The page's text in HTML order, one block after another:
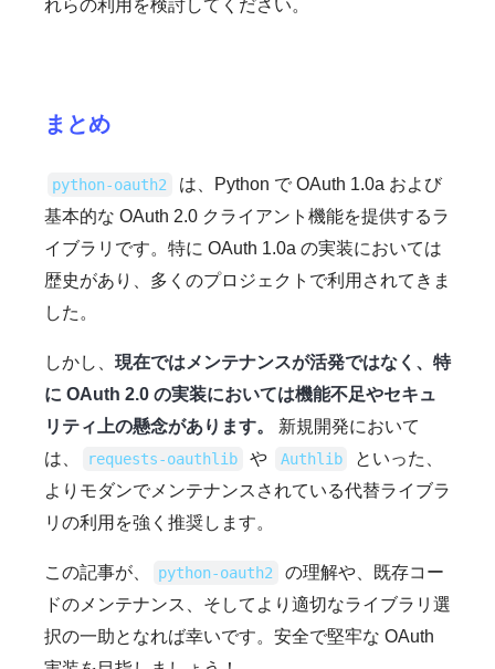
れらの利用を検討してください。
まとめ
python-oauth2
は、Python で OAuth 1.0a および
基本的な OAuth 2.0 クライアント機能を提供するラ
イブラリです。特に OAuth 1.0a の実装においては
歴史があり、多くのプロジェクトで利用されてきま
した。
しかし、 現在ではメンテナンスが活発ではなく、特
に OAuth 2.0 の実装においては機能不足やセキュ
リティ上の懸念があります。
新規開発において
は、
requests-oauthlib や Authlib
といった、
よりモダンでメンテナンスされている代替ライブラ
リの利用を強く推奨します。
この記事が、 python-oauth2
の理解や、既存コー
ドのメンテナンス、そしてより適切なライブラリ選
択の一助となれば幸いです。安全で堅牢な OAuth